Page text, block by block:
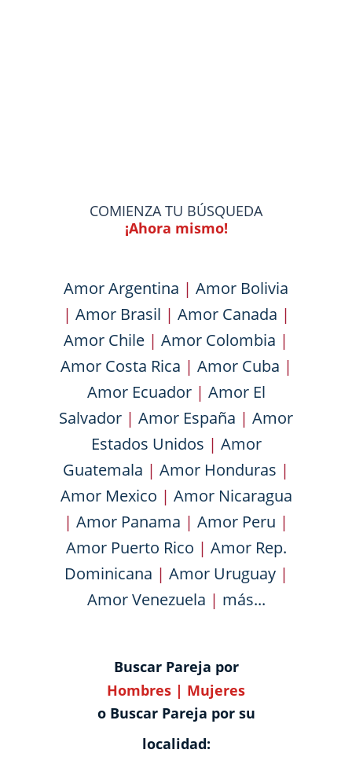
COMIENZA TU BÚSQUEDA
¡Ahora mismo!
Amor Argentina | Amor Bolivia
| Amor Brasil | Amor Canada |
Amor Chile | Amor Colombia |
Amor Costa Rica | Amor Cuba |
Amor Ecuador| Amor El
Salvador | Amor España | Amor
Estados Unidos | Amor
Guatemala | Amor Honduras |
Amor Mexico | Amor Nicaragua
| Amor Panama | Amor Peru |
Amor Puerto Rico | Amor Rep.
Dominicana | Amor Uruguay|
Amor Venezuela | más...
Buscar Pareja por
Hombres | Mujeres
o Buscar Pareja por su
localidad: